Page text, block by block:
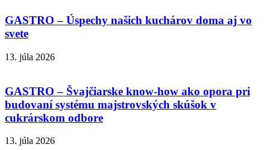
GASTRO – Úspechy našich kuchárov doma aj vo
svete
13. júla 2026
GASTRO – Švajčiarske know-how ako opora pri
budovaní systému majstrovských skúšok v
cukrárskom odbore
13. júla 2026